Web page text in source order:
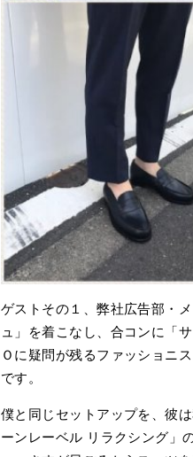
ゲストその１、弊社広告部・
ュ」を着こなし、合コンに「
Ｏに疑問が残るファッショニ
です。
僕と同じセットアップを、彼
ーンレーベル リラクシング」